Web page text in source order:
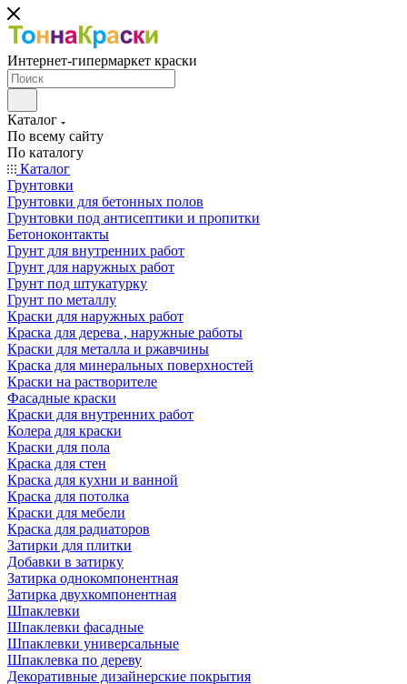
Интернет-гипермаркет краски
Каталог
По всему сайту
По каталогу
Каталог
Грунтовки
Грунтовки для бетонных полов
Грунтовки под антисептики и пропитки
Бетоноконтакты
Грунт для внутренних работ
Грунт для наружных работ
Грунт под штукатурку
Грунт по металлу
Краски для наружных работ
Краска для дерева , наружные работы
Краски для металла и ржавчины
Краска для минеральных поверхностей
Краски на растворителе
Фасадные краски
Краски для внутренних работ
Колера для краски
Краски для пола
Краска для стен
Краска для кухни и ванной
Краска для потолка
Краски для мебели
Краска для радиаторов
Затирки для плитки
Добавки в затирку
Затирка однокомпонентная
Затирка двухкомпонентная
Шпаклевки
Шпаклевки фасадные
Шпаклевки универсальные
Шпаклевка по дереву
Декоративные дизайнерские покрытия